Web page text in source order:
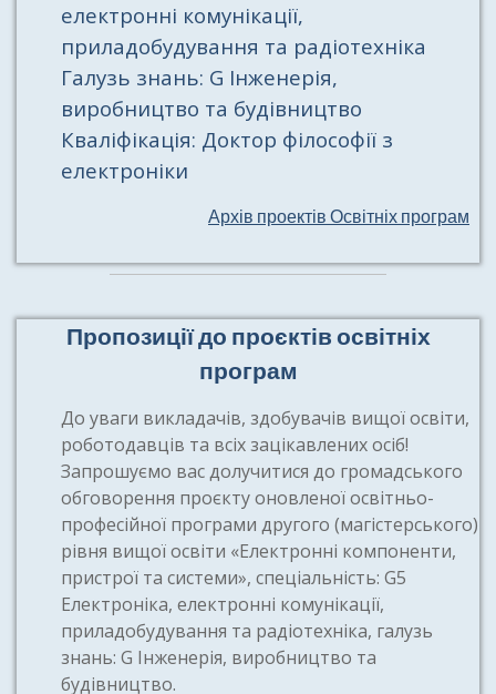
електронні комунікації,
приладобудування та радіотехніка
Галузь знань: G Інженерія,
виробництво та будівництво
Кваліфікація: Доктор філософії з
електроніки
Архів проектів Освітніх програм
Пропозиції до проєктів освітніх
програм
До уваги викладачів, здобувачів вищої освіти,
роботодавців та всіх зацікавлених осіб!
Запрошуємо вас долучитися до громадського
обговорення проєкту оновленої освітньо-
професійної програми другого (магістерського)
рівня вищої освіти «Електронні компоненти,
пристрої та системи», спеціальність: G5
Електроніка, електронні комунікації,
приладобудування та радіотехніка, галузь
знань: G Інженерія, виробництво та
будівництво.